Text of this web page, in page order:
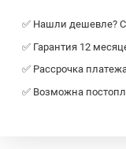
✅ Нашли дешевле?
✅ Гарантия 12
✅ Рассрочка
✅ Возможна